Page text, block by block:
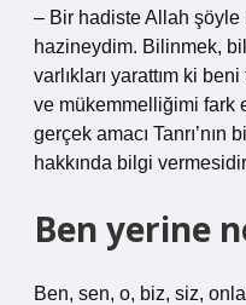
– Bir hadiste Allah şöyle
hazineydim. Bilinmek,
varlıkları yarattım ki
ve mükemmelliğimi fark
gerçek amacı Tanrı’nın
hakkında bilgi
Ben yerine
Ben, sen, o, biz, siz,